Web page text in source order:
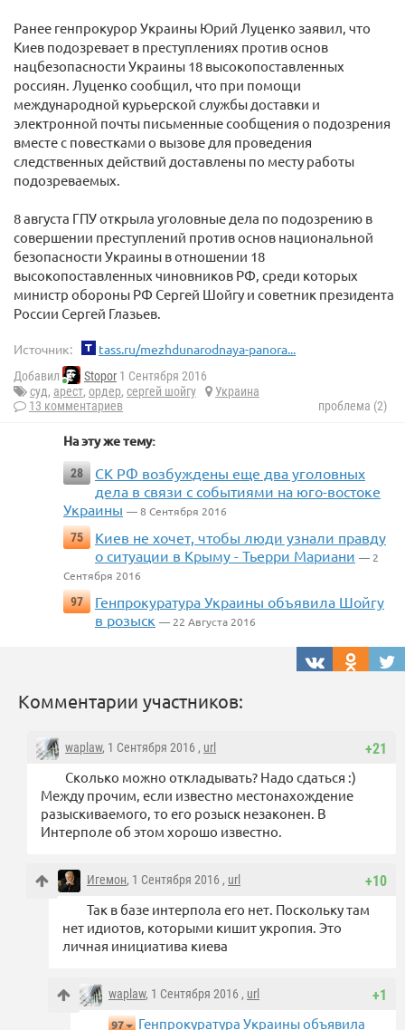
Ранее генпрокурор Украины Юрий Луценко заявил, что
Киев подозревает в преступлениях против основ
нацбезопасности Украины 18 высокопоставленных
россиян. Луценко сообщил, что при помощи
международной курьерской службы доставки и
электронной почты письменные сообщения о подозрения
вместе с повестками о вызове для проведения
следственных действий доставлены по месту работы
подозреваемых.
8 августа ГПУ открыла уголовные дела по подозрению в
совершении преступлений против основ национальной
безопасности Украины в отношении 18
высокопоставленных чиновников РФ, среди которых
министр обороны РФ Сергей Шойгу и советник президента
России Сергей Глазьев.
Источник: tass.ru/mezhdunarodnaya-panora...
Добавил Stopor 1 Сентября 2016
суд, арест, ордер, сергей шойгу
Украина
13 комментариев
проблема (2)
На эту же тему:
28
СК РФ возбуждены еще два уголовных
дела в связи с событиями на юго-востоке
Украины — 8 Сентября 2016
75
Киев не хочет, чтобы люди узнали правду
о ситуации в Крыму - Тьерри Мариани — 2
Сентября 2016
97
Генпрокуратура Украины объявила Шойгу
в розыск — 22 Августа 2016
Комментарии участников:
+21
waplaw, 1 Сентября 2016 , url
Сколько можно откладывать? Надо сдаться :)
Между прочим, если известно местонахождение
разыскиваемого, то его розыск незаконен. В
Интерполе об этом хорошо известно.
+10
Игемон, 1 Сентября 2016 , url
Так в базе интерпола его нет. Поскольку там
нет идиотов, которыми кишит укропия. Это
личная инициатива киева
+1
waplaw, 1 Сентября 2016 , url
97
Генпрокуратура Украины объявила